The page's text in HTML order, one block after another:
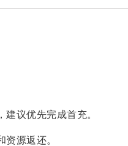
议优先完成首充。
源返还。